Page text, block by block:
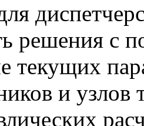
решения с
текущих
и узлов